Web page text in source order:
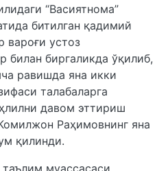
“Васиятнома”
битилган қадимий
вароғи устоз
билан биргаликда ўқилиб,
равишда яна икки
талабаларга
давом эттириш
Раҳимовнинг яна
қилинди.
муассасаси